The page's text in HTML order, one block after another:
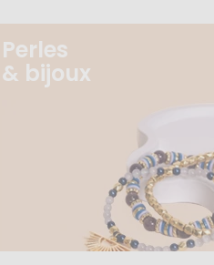
Perles
& bijoux